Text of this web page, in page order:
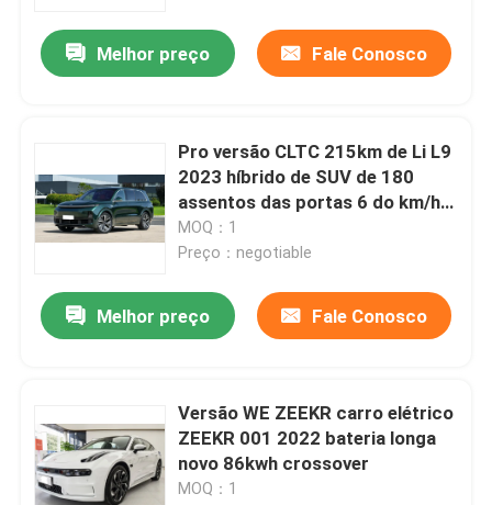
Produtos
Melhor preço Fale Conosco
Pro versão CLTC 215km de Li L9
2023 híbrido de SUV de 180
assentos das portas 6 do km/h 5
grande
MOQ：1
Preço：negotiable
Melhor preço Fale Conosco
Versão WE ZEEKR carro elétrico
ZEEKR 001 2022 bateria longa
novo 86kwh crossover
MOQ：1